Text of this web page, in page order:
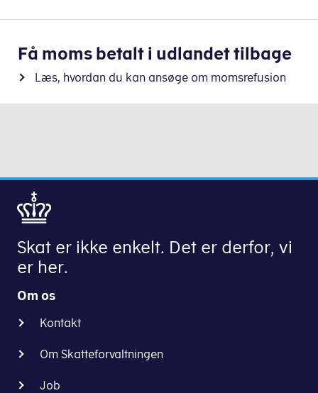
Få moms betalt i udlandet tilbage
Læs, hvordan du kan ansøge om momsrefusion
Skat er ikke enkelt. Det er derfor, vi
er her.
Om os
Kontakt
Om Skatteforvaltningen
Job